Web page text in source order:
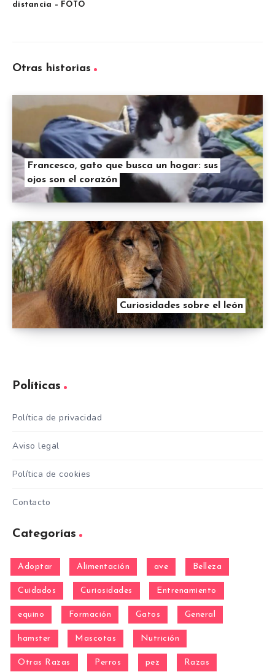
distancia – FOTO
Otras historias
Francesco, gato que busca un hogar: sus
ojos son el corazón
Curiosidades sobre el león
Políticas
Política de privacidad
Aviso legal
Política de cookies
Contacto
Categorías
Adoptar Alimentación ave Belleza
Cuidados Curiosidades Entrenamiento
equino Formación Gatos General
hamster Mascotas Nutrición
Otras Razas Perros pez Razas